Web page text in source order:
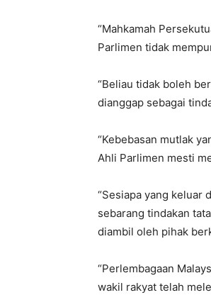
“Mahkamah
Parlimen tidak
“Beliau tidak boleh
dianggap sebagai
“Kebebasan mutlak
Ahli Parlimen mesti
“Sesiapa yang keluar
sebarang tindakan
diambil oleh pihak
“Perlembagaan
wakil rakyat telah